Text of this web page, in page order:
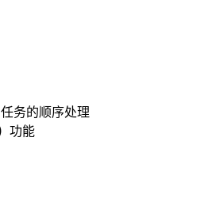
务的顺序处理
功能